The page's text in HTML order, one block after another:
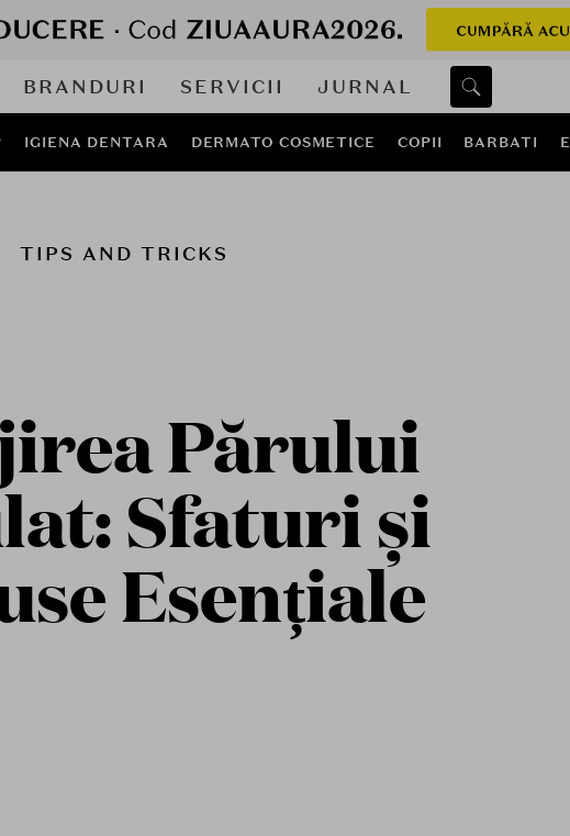
BRANDURI SERVICII JURNAL
IGIENA DENTARA DERMATO COSMETICE COPII BARBATI
TIPS AND TRICKS
Părului
Sfaturi și
Esențiale